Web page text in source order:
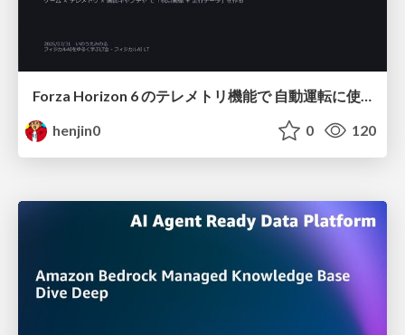
Forza Horizon 6 のテレメトリ機能で 自動運転に使えそうな学習データを集める話
henjin0
0 120